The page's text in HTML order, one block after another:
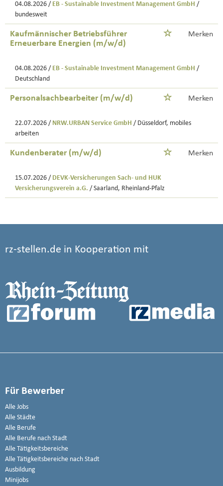
04.08.2026 / EB - Sustainable Investment Management GmbH /
bundesweit
Kaufmännischer Betriebsführer
Erneuerbare Energien (m/w/d)
Merken
04.08.2026 / EB - Sustainable Investment Management GmbH /
Deutschland
Personalsachbearbeiter (m/w/d) Merken
22.07.2026 / NRW.URBAN Service GmbH / Düsseldorf, mobiles
arbeiten
Kundenberater (m/w/d) Merken
15.07.2026 / DEVK-Versicherungen Sach- und HUK
Versicherungsverein a.G. / Saarland, Rheinland-Pfalz
rz-stellen.de in Kooperation mit
Für Bewerber
Alle Jobs
Alle Städte
Alle Berufe
Alle Berufe nach Stadt
Alle Tätigkeitsbereiche
Alle Tätigkeitsbereiche nach Stadt
Ausbildung
Minijobs